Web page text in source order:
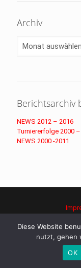
Archiv
Berichtsarchiv
NEWS 2012 – 2016
Turniererfolge 2000 –
NEWS 2000 -2011
Diese Website
nutzt, gehen
OK